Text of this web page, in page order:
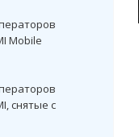
Mobile
снятые с